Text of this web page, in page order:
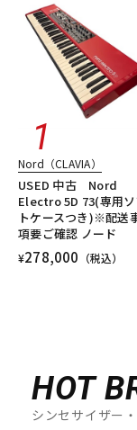
Nord（CLAVIA）
USED 中古 Nord
Electro 5D 73(専用ソ
トケースつき)※配送
項要ご確認 ノード
¥278,000 （税込）
HOT
シンセサイザー